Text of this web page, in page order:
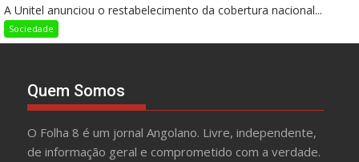
A Unitel anunciou o restabelecimento da cobertura nacional...
Sociedade
Quem Somos
O Folha 8 é um jornal Angolano. Livre, independente,
de informação geral e comprometido com a verdade.